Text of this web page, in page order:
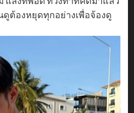
ต้องหยุดทุกอย่างเพื่อจ้องดู